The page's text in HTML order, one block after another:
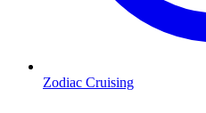
Zodiac Cruising